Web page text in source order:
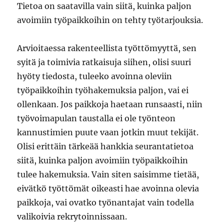
Tietoa on saatavilla vain siitä, kuinka paljon
avoimiin työpaikkoihin on tehty työtarjouksia.
Arvioitaessa rakenteellista työttömyyttä, sen
syitä ja toimivia ratkaisuja siihen, olisi suuri
hyöty tiedosta, tuleeko avoinna oleviin
työpaikkoihin työhakemuksia paljon, vai ei
ollenkaan. Jos paikkoja haetaan runsaasti, niin
työvoimapulan taustalla ei ole työnteon
kannustimien puute vaan jotkin muut tekijät.
Olisi erittäin tärkeää hankkia seurantatietoa
siitä, kuinka paljon avoimiin työpaikkoihin
tulee hakemuksia. Vain siten saisimme tietää,
eivätkö työttömät oikeasti hae avoinna olevia
paikkoja, vai ovatko työnantajat vain todella
valikoivia rekrytoinnissaan.